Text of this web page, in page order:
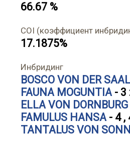
66.67 %
COI (коэффициент
17.1875%
Инбридинг
BOSCO VON DER
FAUNA MOGUNTIA- 3
ELLA VON DORNBURG
FAMULUS HANSA- 4 ,
TANTALUS VON